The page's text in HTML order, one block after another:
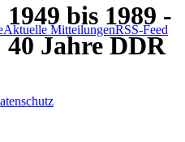
Aktuelle MitteilungenRSS-Feed
1949 bis 1989 -
40 Jahre DDR